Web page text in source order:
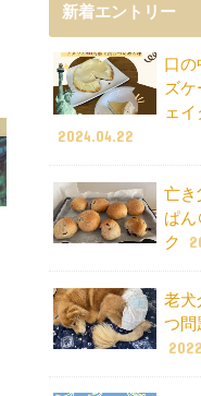
新着エントリー
口の
ズケ
ェ
2024.04.22
亡き
ぱん
ク
老犬
つ問